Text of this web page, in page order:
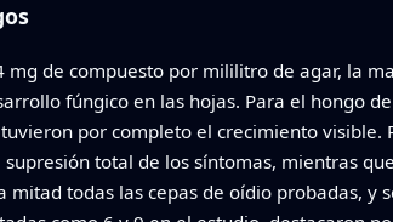
mg de compuesto por mililitro de agar, la
fúngico en las hojas. Para el hongo
por completo el crecimiento visible.
total de los síntomas, mientras
todas las cepas de oídio probadas,